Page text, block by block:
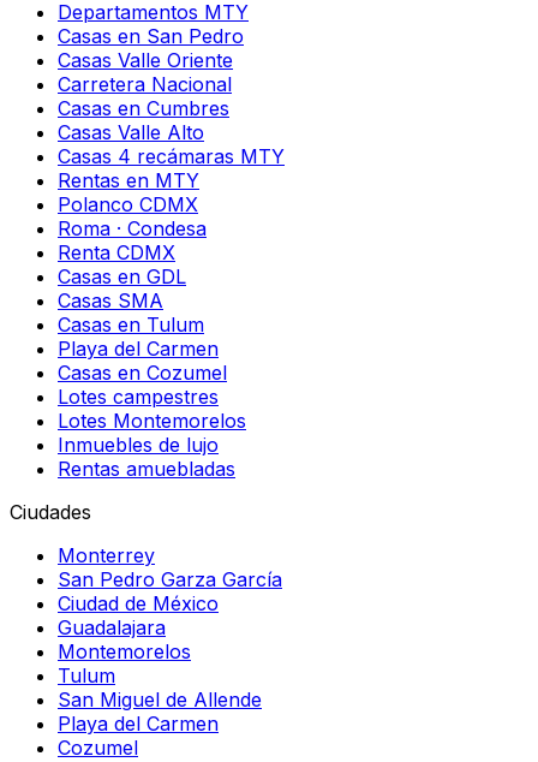
Departamentos MTY
Casas en San Pedro
Casas Valle Oriente
Carretera Nacional
Casas en Cumbres
Casas Valle Alto
Casas 4 recámaras MTY
Rentas en MTY
Polanco CDMX
Roma · Condesa
Renta CDMX
Casas en GDL
Casas SMA
Casas en Tulum
Playa del Carmen
Casas en Cozumel
Lotes campestres
Lotes Montemorelos
Inmuebles de lujo
Rentas amuebladas
Ciudades
Monterrey
San Pedro Garza García
Ciudad de México
Guadalajara
Montemorelos
Tulum
San Miguel de Allende
Playa del Carmen
Cozumel